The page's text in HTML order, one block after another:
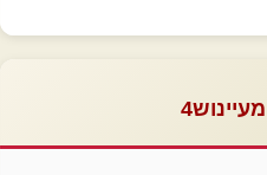
מעיינוש4